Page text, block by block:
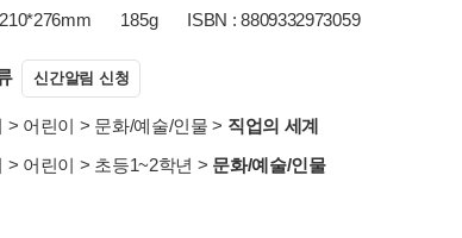
210*276mm 185g ISBN : 8809332973059
신간알림 신청
> 어린이 > 문화/예술/인물 > 직업의 세계
> 어린이 > 초등1~2학년 > 문화/예술/인물